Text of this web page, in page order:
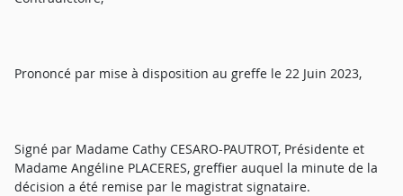
Prononcé par mise à disposition au greffe le 22 Juin 2023,
Signé par Madame Cathy CESARO-PAUTROT, Présidente et
Madame Angéline PLACERES, greffier auquel la minute de la
décision a été remise par le magistrat signataire.